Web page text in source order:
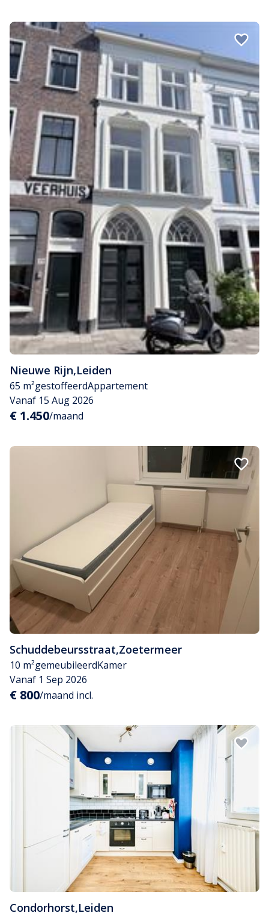
Nieuwe Rijn,Leiden
65 m²gestoffeerdAppartement
Vanaf 15 Aug 2026
€ 1.450/maand
Schuddebeursstraat,Zoetermeer
10 m²gemeubileerdKamer
Vanaf 1 Sep 2026
€ 800/maand incl.
Condorhorst,Leiden